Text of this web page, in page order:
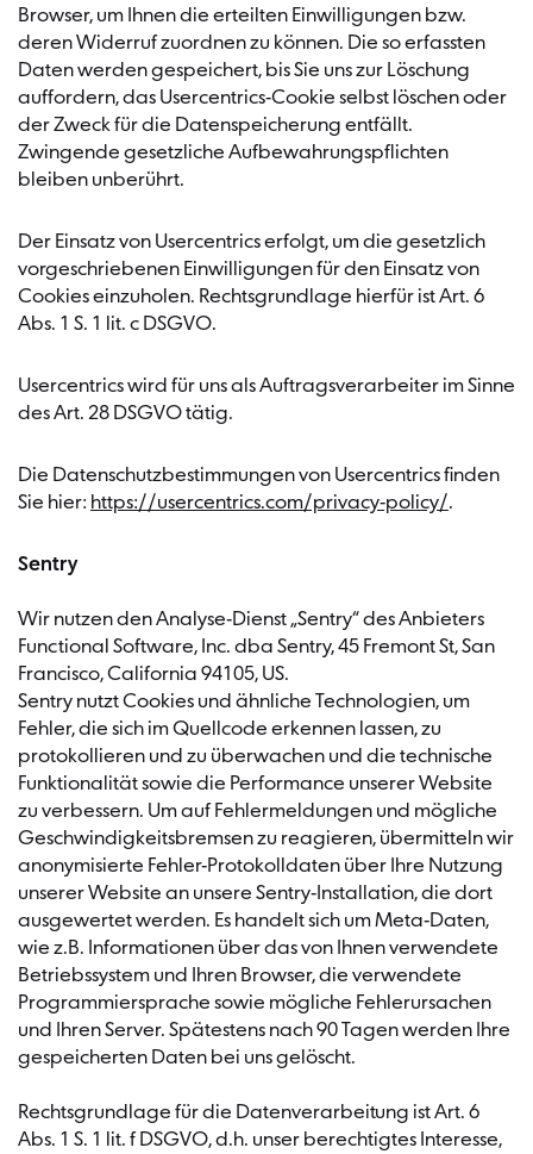
Browser, um Ihnen die erteilten Einwilligungen bzw.
deren Widerruf zuordnen zu können. Die so erfassten
Daten werden gespeichert, bis Sie uns zur Löschung
auffordern, das Usercentrics-Cookie selbst löschen oder
der Zweck für die Datenspeicherung entfällt.
Zwingende gesetzliche Aufbewahrungspflichten
bleiben unberührt.
Der Einsatz von Usercentrics erfolgt, um die gesetzlich
vorgeschriebenen Einwilligungen für den Einsatz von
Cookies einzuholen. Rechtsgrundlage hierfür ist Art. 6
Abs. 1 S. 1 lit. c DSGVO.
Usercentrics wird für uns als Auftragsverarbeiter im Sinne
des Art. 28 DSGVO tätig.
Die Datenschutzbestimmungen von Usercentrics finden
Sie hier: https://usercentrics.com/privacy-policy/.
Sentry
Wir nutzen den Analyse-Dienst „Sentry“ des Anbieters
Functional Software, Inc. dba Sentry, 45 Fremont St, San
Francisco, California 94105, US.
Sentry nutzt Cookies und ähnliche Technologien, um
Fehler, die sich im Quellcode erkennen lassen, zu
protokollieren und zu überwachen und die technische
Funktionalität sowie die Performance unserer Website
zu verbessern. Um auf Fehlermeldungen und mögliche
Geschwindigkeitsbremsen zu reagieren, übermitteln wir
anonymisierte Fehler-Protokolldaten über Ihre Nutzung
unserer Website an unsere Sentry-Installation, die dort
ausgewertet werden. Es handelt sich um Meta-Daten,
wie z.B. Informationen über das von Ihnen verwendete
Betriebssystem und Ihren Browser, die verwendete
Programmiersprache sowie mögliche Fehlerursachen
und Ihren Server. Spätestens nach 90 Tagen werden Ihre
gespeicherten Daten bei uns gelöscht.
Rechtsgrundlage für die Datenverarbeitung ist Art. 6
Abs. 1 S. 1 lit. f DSGVO, d.h. unser berechtigtes Interesse,